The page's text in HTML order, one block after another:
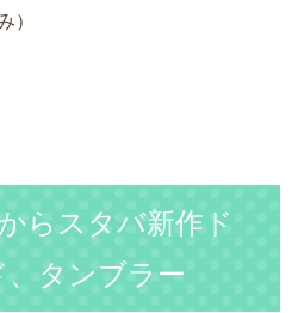
）
らスタバ新作ド
、タンブラー